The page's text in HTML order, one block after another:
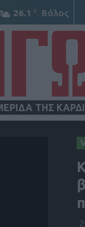
26.1 C Βόλος
ΤΗΣ